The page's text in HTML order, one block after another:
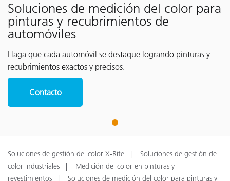
Soluciones de medición del color para
pinturas y recubrimientos de
automóviles
Haga que cada automóvil se destaque logrando pinturas y
recubrimientos exactos y precisos.
Contacto
1
Soluciones de gestión del color X-Rite
Soluciones de gestión de
color industriales
Medición del color en pinturas y
revestimientos
Soluciones de medición del color para pinturas y